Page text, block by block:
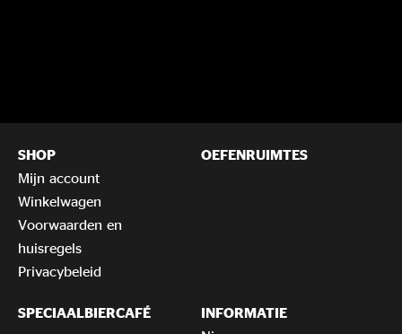
SHOP
Mijn account
Winkelwagen
Voorwaarden en
huisregels
Privacybeleid
OEFENRUIMTES
SPECIAALBIERCAFÉ
INFORMATIE